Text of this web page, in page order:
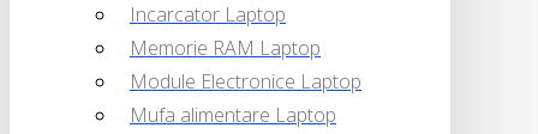
Incarcator Laptop
Memorie RAM Laptop
Module Electronice Laptop
Mufa alimentare Laptop